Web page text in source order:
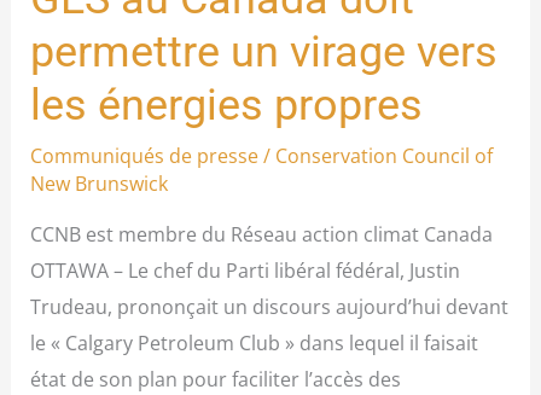
permettre un virage vers
les énergies propres
Communiqués de presse/ Conservation Council of
New Brunswick
CCNB est membre du Réseau action climat Canada
OTTAWA – Le chef du Parti libéral fédéral, Justin
Trudeau, prononçait un discours aujourd’hui devant
le « Calgary Petroleum Club » dans lequel il faisait
état de son plan pour faciliter l’accès des
d’assurance-
maladie
pour
lutter
contre
les
GES
au
Canada
doit
permettre